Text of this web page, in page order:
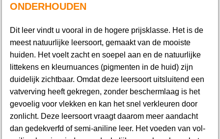
ONDERHOUDEN
Dit leer vindt u vooral in de hogere prijsklasse. Het is de
meest natuurlijke leersoort, gemaakt van de mooiste
huiden. Het voelt zacht en soepel aan en de natuurlijke
littekens en kleurnuances (pigmenten in de huid) zijn
duidelijk zichtbaar. Omdat deze leersoort uitsluitend een
vatverving heeft gekregen, zonder beschermlaag is het
gevoelig voor vlekken en kan het snel verkleuren door
zonlicht. Deze leersoort vraagt daarom meer aandacht
dan gedekverfd of semi-aniline leer. Het voeden van vol-